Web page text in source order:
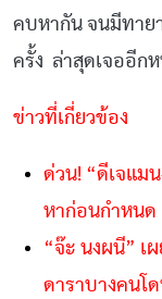
คบหากัน จนมีทาย
ครั้ง ล่าสุดเจออีก
ข่าวที่เกี่ยวข้อง
ด่วน! “ดีเจแมน
หาก่อนกำหนด
“จ๊ะ นงผนี” เ
ดาราบางคนโ